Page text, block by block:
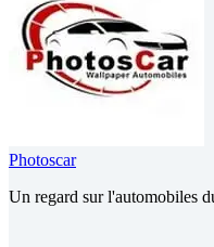
Photoscar
Un regard sur l'automobiles